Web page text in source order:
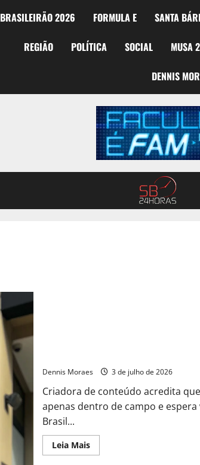
BRASILEIRÃO 2026 FORMULA E SANTA
REGIÃO POLÍTICA SOCIAL MUSA
DENNIS
Dennis Moraes 3 de julho de 2026
Criadora de conteúdo acredita
apenas dentro de campo e
Brasil...
Leia Mais